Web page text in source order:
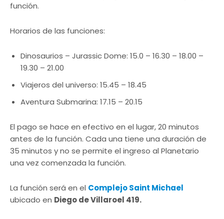
función.
Horarios de las funciones:
Dinosaurios – Jurassic Dome: 15.0 – 16.30 – 18.00 –
19.30 – 21.00
Viajeros del universo: 15.45 – 18.45
Aventura Submarina: 17.15 – 20.15
El pago se hace en efectivo en el lugar, 20 minutos
antes de la función. Cada una tiene una duración de
35 minutos y no se permite el ingreso al Planetario
una vez comenzada la función.
La función será en el Complejo Saint Michael
ubicado en Diego de Villaroel 419.